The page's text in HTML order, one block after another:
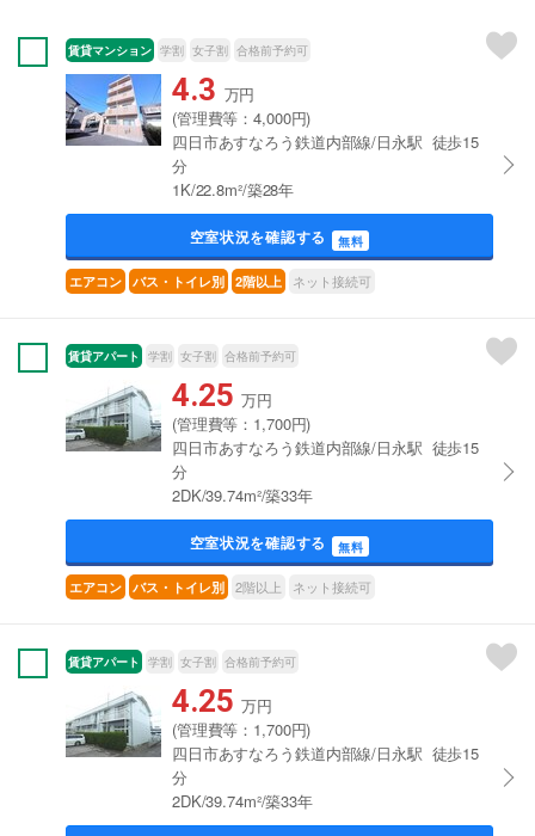
賃貸マンション 学割 女子割 合格前予約可
4.3 万円
(管理費等：4,000円)
四日市あすなろう鉄道内部線/日永駅 徒歩15
分
1K/22.8m²/築28年
空室状況を確認する 無料
エアコン バス・トイレ別 2階以上 ネット接続可
賃貸アパート 学割 女子割 合格前予約可
4.25 万円
(管理費等：1,700円)
四日市あすなろう鉄道内部線/日永駅 徒歩15
分
2DK/39.74m²/築33年
空室状況を確認する 無料
エアコン バス・トイレ別 2階以上 ネット接続可
賃貸アパート 学割 女子割 合格前予約可
4.25 万円
(管理費等：1,700円)
四日市あすなろう鉄道内部線/日永駅 徒歩15
分
2DK/39.74m²/築33年